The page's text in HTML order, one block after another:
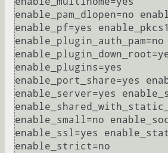
enable_pam_dlopen=no
enable_pf=yes
enable_plugin_auth_pam=no
enable_plugins=yes
enable_port_share=yes
enable_server=yes
enable_small=no
enable_ssl=yes
enable_strict=no